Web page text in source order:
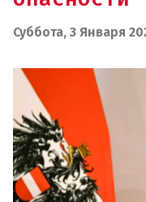
Суббота, 3 Января